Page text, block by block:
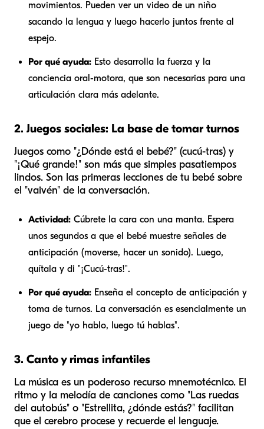
movimientos. Pueden ver un video de un niño
sacando la lengua y luego hacerlo juntos frente al
espejo.
Por qué ayuda: Esto desarrolla la fuerza y la
conciencia oral-motora, que son necesarias para una
articulación clara más adelante.
2. Juegos sociales: La base de tomar turnos
Juegos como "¿Dónde está el bebé?" (cucú-tras) y
"¡Qué grande!" son más que simples pasatiempos
lindos. Son las primeras lecciones de tu bebé sobre
el "vaivén" de la conversación.
Actividad: Cúbrete la cara con una manta. Espera
unos segundos a que el bebé muestre señales de
anticipación (moverse, hacer un sonido). Luego,
quítala y di "¡Cucú-tras!".
Por qué ayuda: Enseña el concepto de anticipación y
toma de turnos. La conversación es esencialmente un
juego de "yo hablo, luego tú hablas".
3. Canto y rimas infantiles
La música es un poderoso recurso mnemotécnico. El
ritmo y la melodía de canciones como "Las ruedas
del autobús" o "Estrellita, ¿dónde estás?" facilitan
que el cerebro procese y recuerde el lenguaje.